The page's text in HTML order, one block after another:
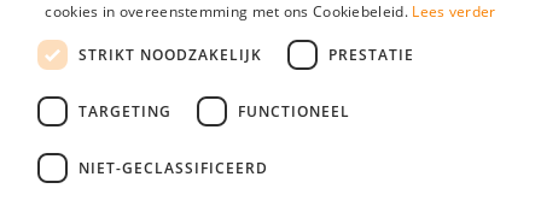
Wachtwoord
login gegevens onthouden
login
Bedrijf aanmelden
cookies in overeenstemming met ons Cookiebeleid. Lees verder
STRIKT NOODZAKELIJK PRESTATIE
TARGETING FUNCTIONEEL
NIET-GECLASSIFICEERD